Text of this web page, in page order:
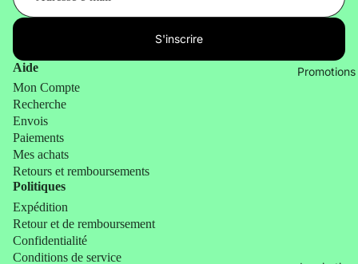
Cadeau
Atelier
Balvi
Promotions
S'inscrire
Aide
Mon Compte
Recherche
Envois
Paiements
Mes achats
Retours et remboursements
Politiques
Expédition
Retour et de remboursement
Confidentialité
Conditions de service